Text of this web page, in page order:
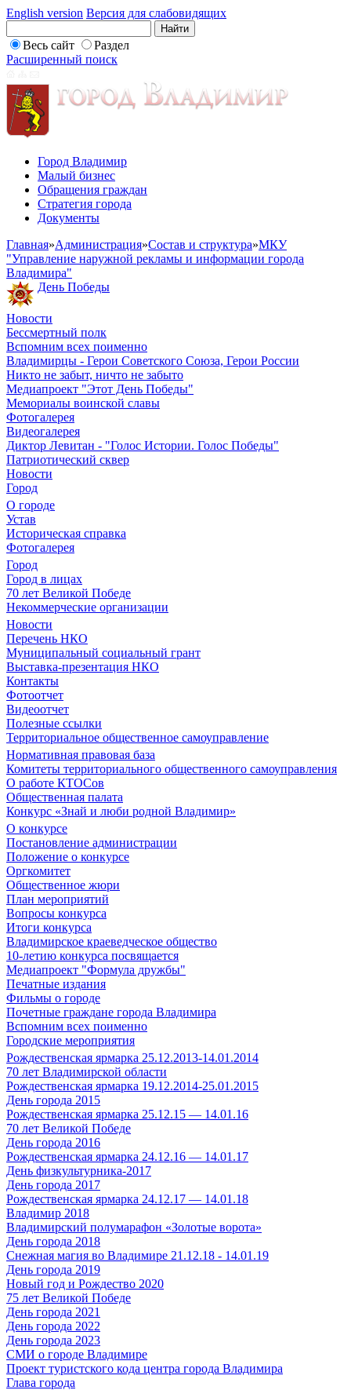
English version Версия для слабовидящих
Весь сайт
Раздел
Расширенный поиск
Город Владимир
Малый бизнес
Обращения граждан
Стратегия города
Документы
Главная»Администрация»Состав и структура»МКУ
"Управление наружной рекламы и информации города
Владимира"
День Победы
Новости
Бессмертный полк
Вспомним всех поименно
Владимирцы - Герои Советского Союза, Герои России
Никто не забыт, ничто не забыто
Медиапроект "Этот День Победы"
Мемориалы воинской славы
Фотогалерея
Видеогалерея
Диктор Левитан - "Голос Истории. Голос Победы"
Патриотический сквер
Новости
Город
О городе
Устав
Историческая справка
Фотогалерея
Город
Город в лицах
70 лет Великой Победе
Некоммерческие организации
Новости
Перечень НКО
Муниципальный социальный грант
Выставка-презентация НКО
Контакты
Фотоотчет
Видеоотчет
Полезные ссылки
Территориальное общественное самоуправление
Нормативная правовая база
Комитеты территориального общественного самоуправления
О работе КТОСов
Общественная палата
Конкурс «Знай и люби родной Владимир»
О конкурсе
Постановление администрации
Положение о конкурсе
Оргкомитет
Общественное жюри
План мероприятий
Вопросы конкурса
Итоги конкурса
Владимирское краеведческое общество
10-летию конкурса посвящается
Медиапроект "Формула дружбы"
Печатные издания
Фильмы о городе
Почетные граждане города Владимира
Вспомним всех поименно
Городские мероприятия
Рождественская ярмарка 25.12.2013-14.01.2014
70 лет Владимирской области
Рождественская ярмарка 19.12.2014-25.01.2015
День города 2015
Рождественская ярмарка 25.12.15 — 14.01.16
70 лет Великой Победе
День города 2016
Рождественская ярмарка 24.12.16 — 14.01.17
День физкультурника-2017
День города 2017
Рождественская ярмарка 24.12.17 — 14.01.18
Владимир 2018
Владимирский полумарафон «Золотые ворота»
День города 2018
Снежная магия во Владимире 21.12.18 - 14.01.19
День города 2019
Новый год и Рождество 2020
75 лет Великой Победе
День города 2021
День города 2022
День города 2023
СМИ о городе Владимире
Проект туристского кода центра города Владимира
Глава города